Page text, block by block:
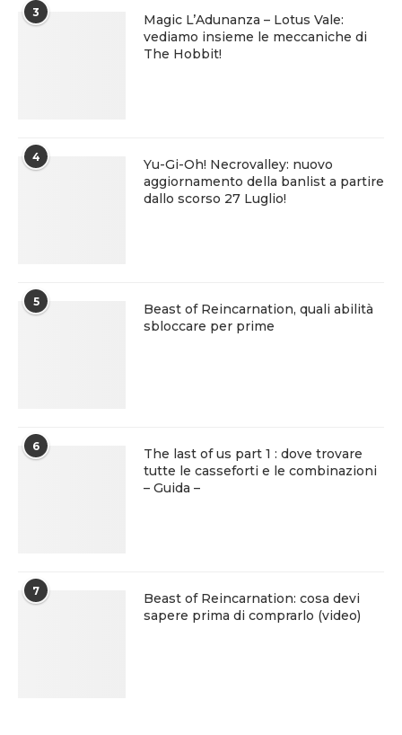
3
Magic L’Adunanza – Lotus Vale:
vediamo insieme le meccaniche di
The Hobbit!
4
Yu-Gi-Oh! Necrovalley: nuovo
aggiornamento della banlist a partire
dallo scorso 27 Luglio!
5
Beast of Reincarnation, quali abilità
sbloccare per prime
6
The last of us part 1 : dove trovare
tutte le casseforti e le combinazioni
– Guida –
7
Beast of Reincarnation: cosa devi
sapere prima di comprarlo (video)